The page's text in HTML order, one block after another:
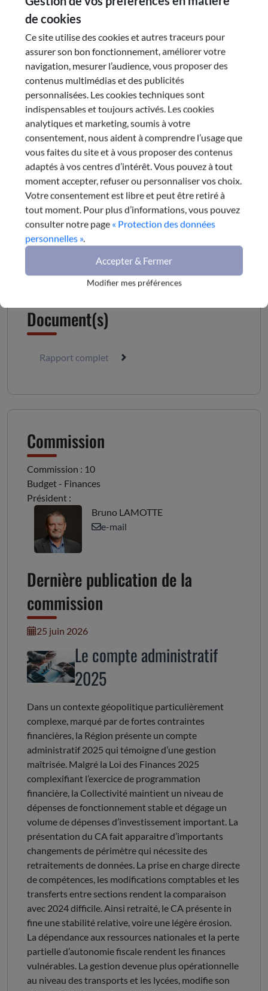
Envoyer par e-mail
Le rapport complet
Visionner le rapport
Télécharger le rapport
Document(s)
Rapport complet
Commission
Commission : 10
Budget - Finances
Président :
Bruno LAMOTTE
e-mail
Dernière publication de la
commission
25 juin 2026
Le compte administratif
2025
Dans un contexte géopolitique particulièrement
complexe, marqué par de fortes contraintes
financières, la Région présente un compte
administratif 2025 qui témoigne d’une gestion
maîtrisée. Malgré la Loi des Finances 2025
complexifiant l’exercice de programmation
financière, la Collectivité maintient un niveau de
dépenses de fonctionnement stable et dégage un
volume de dépenses d’investissement important. La
présentation du CA fait apparaitre d’importants
changements de périmètre qui nécessite des
retraitements de données. La prise en charge directe
de compétences, les modifications comptables et les
transferts entre sections rendent la comparaison
avec 2024 difficile. Ainsi retraité, le CA présente in
fine une stabilité relative, voire une légère érosion.
La dépendance aux ressources nationales et la perte
partielle d’autonomie fiscale rendent les finances
vulnérables. La gestion devenue plus opérationnelle
au niveau des transports et les lycées, modifie son
de cookies
Ce site utilise des cookies et autres traceurs pour
assurer son bon fonctionnement, améliorer votre
navigation, mesurer l’audience, vous proposer des
contenus multimédias et des publicités
personnalisées. Les cookies techniques sont
indispensables et toujours activés. Les cookies
analytiques et marketing, soumis à votre
consentement, nous aident à comprendre l’usage que
vous faites du site et à vous proposer des contenus
adaptés à vos centres d’intérêt. Vous pouvez à tout
moment accepter, refuser ou personnaliser vos choix.
Votre consentement est libre et peut être retiré à
tout moment. Pour plus d’informations, vous pouvez
consulter notre page « Protection des données
personnelles ».
Accepter & Fermer
Modifier mes préférences